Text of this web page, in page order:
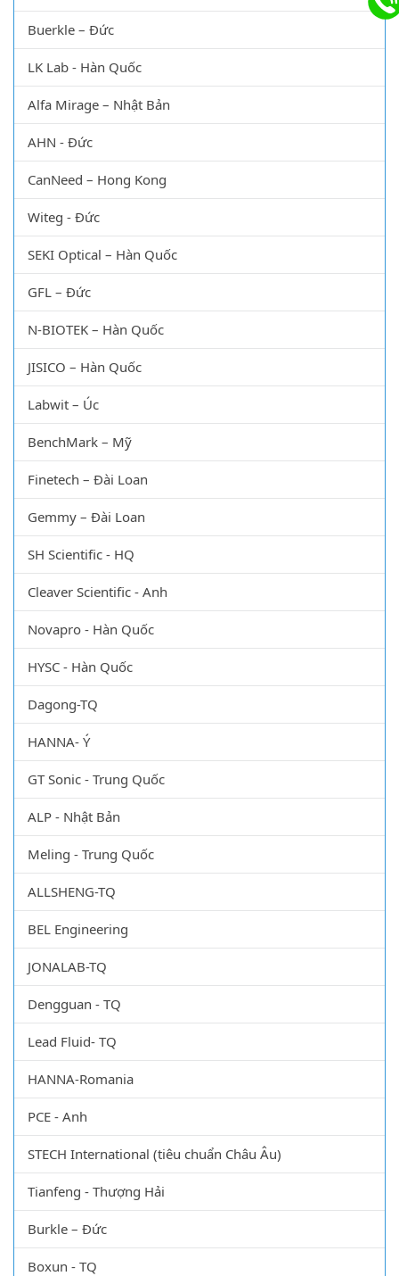
Peak - Nhật
Arctiko – Đan Mạch
Buerkle – Đức
LK Lab - Hàn Quốc
Alfa Mirage – Nhật Bản
AHN - Đức
CanNeed – Hong Kong
Witeg - Đức
SEKI Optical – Hàn Quốc
GFL – Đức
N-BIOTEK – Hàn Quốc
JISICO – Hàn Quốc
Labwit – Úc
BenchMark – Mỹ
Finetech – Đài Loan
Gemmy – Đài Loan
SH Scientific - HQ
Cleaver Scientific - Anh
Novapro - Hàn Quốc
HYSC - Hàn Quốc
Dagong-TQ
HANNA- Ý
GT Sonic - Trung Quốc
ALP - Nhật Bản
Meling - Trung Quốc
ALLSHENG-TQ
BEL Engineering
JONALAB-TQ
Dengguan - TQ
Lead Fluid- TQ
HANNA-Romania
PCE - Anh
STECH International (tiêu chuẩn Châu Âu)
Tianfeng - Thượng Hải